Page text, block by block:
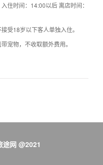
入住时间：14:00以后 离店时间：
受18岁以下客人单独入住。
宠物，不收取额外费用。
网 @2021